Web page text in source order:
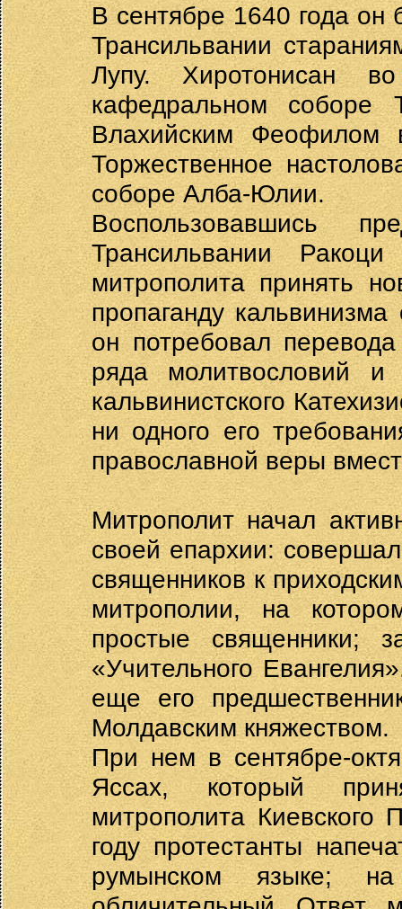
В сентябре 1640 года
Трансильвании
Лупу. Хиротонисан
кафедральном соборе
Влахийским Феофилом
Торжественное
соборе Алба-Юлии.
Воспользовавшись
Трансильвании
митрополита принять
пропаганду
он потребовал
ряда молитвословий и
кальвинистского
ни одного его
православной веры
Митрополит начал
своей епархии:
священников к
митрополии, на
простые священники;
«Учительного
еще его
Молдавским княжеством.
При нем в сентябре-
Яссах, который
митрополита
году протестанты
румынском языке;